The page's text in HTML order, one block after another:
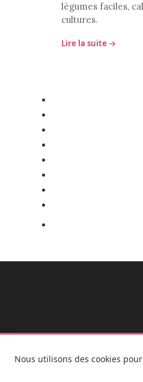
légumes faciles,
cultures.
Lire la suite →
Nous utilisons des cookies